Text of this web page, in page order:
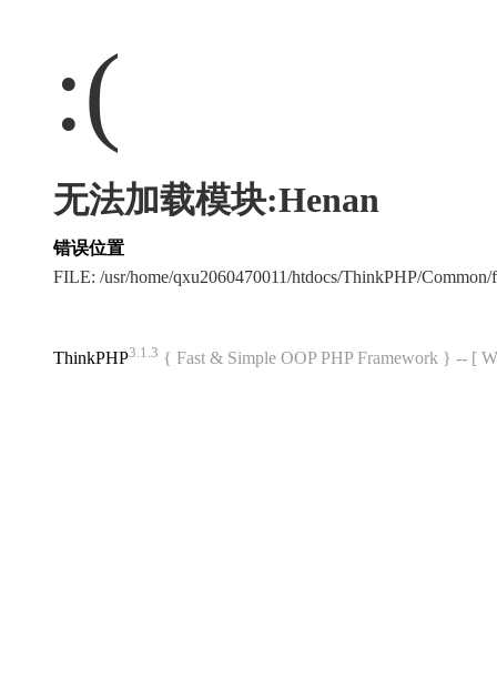
:(
无法加载模块:Henan
错误位置
FILE: /usr/home/qxu2060470011/htdocs/ThinkPHP/
ThinkPHP3.1.3 { Fast & Simple OOP PHP Framework } -- [